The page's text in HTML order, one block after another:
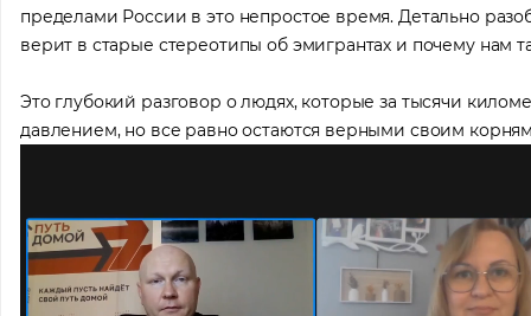
пределами России в это непростое время. Детально
верит в старые стереотипы об эмигрантах и почему нам
Это глубокий разговор о людях, которые за тысячи
давлением, но все равно остаются верными своим